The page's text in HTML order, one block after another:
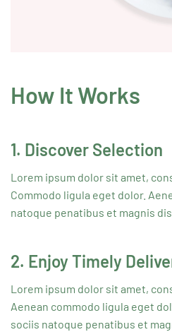
How It Works
1. Discover Selection
Lorem ipsum dolor sit amet,
Commodo ligula eget dolor.
natoque penatibus et magnis
2. Enjoy Timely
Lorem ipsum dolor sit amet,
Aenean commodo ligula eget
sociis natoque penatibus et